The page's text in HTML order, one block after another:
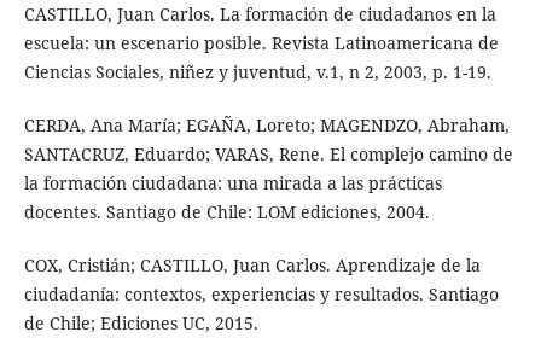
CASTILLO, Juan Carlos. La formación de ciudadanos en la
escuela: un escenario posible. Revista Latinoamericana de
Ciencias Sociales, niñez y juventud, v.1, n 2, 2003, p. 1-19.
CERDA, Ana María; EGAÑA, Loreto; MAGENDZO, Abraham,
SANTACRUZ, Eduardo; VARAS, Rene. El complejo camino de
la formación ciudadana: una mirada a las prácticas
docentes. Santiago de Chile: LOM ediciones, 2004.
COX, Cristián; CASTILLO, Juan Carlos. Aprendizaje de la
ciudadanía: contextos, experiencias y resultados. Santiago
de Chile; Ediciones UC, 2015.